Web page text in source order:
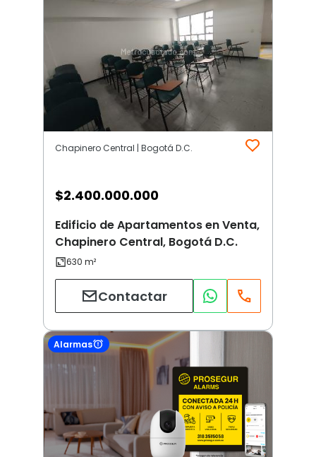
Chapinero Central | Bogotá D.C.
$2.400.000.000
Edificio de Apartamentos en Venta,
Chapinero Central, Bogotá D.C.
Contactar
Alarmas